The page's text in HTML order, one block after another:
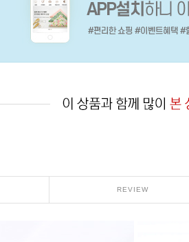
REVIEW